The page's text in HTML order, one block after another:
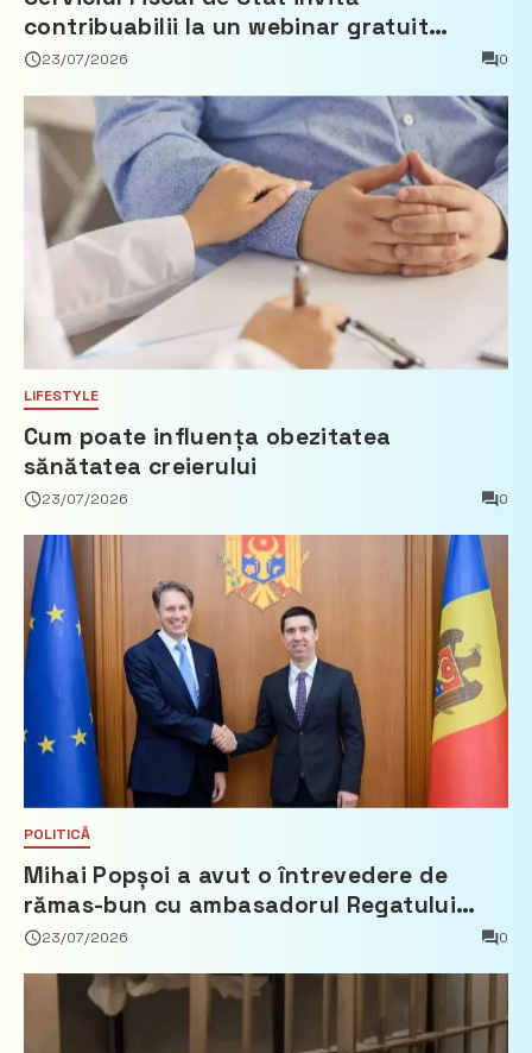
contribuabilii la un webinar gratuit
privind calculul impozitului pe bunurile
23/07/2026 0
LIFESTYLE
Cum poate influența obezitatea
sănătatea creierului
23/07/2026 0
POLITICĂ
Mihai Popșoi a avut o întrevedere de
rămas-bun cu ambasadorul Regatului
Țărilor de Jos, Fred Duijn
23/07/2026 0